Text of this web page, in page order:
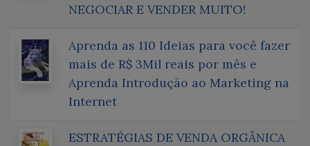
NEGOCIAR E VENDER MUITO!
Aprenda as 110 Ideias para você fazer
mais de R$ 3Mil reais por mês e
Aprenda Introdução ao Marketing na
Internet
ESTRATÉGIAS DE VENDA ORGÂNICA